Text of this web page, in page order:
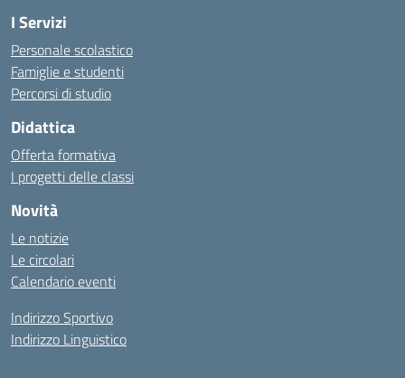
I Servizi
Personale scolastico
Famiglie e studenti
Percorsi di studio
Didattica
Offerta formativa
I progetti delle classi
Novità
Le notizie
Le circolari
Calendario eventi
Indirizzo Sportivo
Indirizzo Linguistico